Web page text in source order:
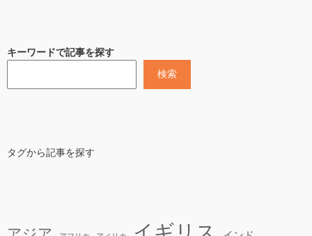
キーワードで記事を探す
検索
タグから記事を探す
イギリス